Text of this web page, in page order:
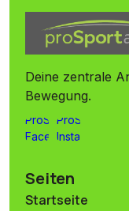
Deine zentrale
Bewegung.
Seiten
Startseite